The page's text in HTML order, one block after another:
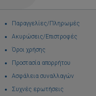
Παραγγελίες/Πληρωμές
Ακυρώσεις/Επιστροφές
Όροι χρήσης
Προστασία απορρήτου
Ασφάλεια συναλλαγών
Συχνές ερωτήσεις